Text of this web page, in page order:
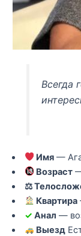
Всегда
Имя —
Возраст
⚖
Квартира
✓ Анал —
Выезд